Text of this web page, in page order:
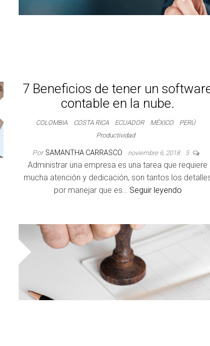
7 Beneficios de tener un
contable en la nube.
COLOMBIA COSTA RICA ECUADOR MÉXICO
PERÚ
Productividad
Por SAMANTHA CARRASCO noviembre 6, 2018 5
Administrar una empresa es una tarea que requiere
mucha atención y dedicación, son tantos los
por manejar que es… Seguir leyendo